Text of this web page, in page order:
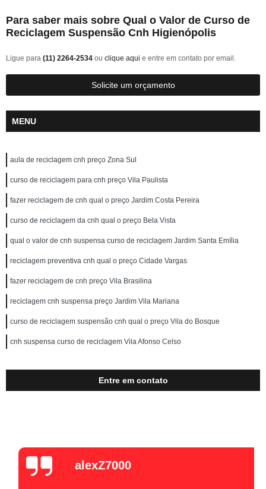
Para saber mais sobre Qual o Valor de Curso de
Reciclagem Suspensão Cnh Higienópolis
Ligue para (11) 2264-2534 ou clique aqui e entre em contato por email.
Solicite um orçamento
MENU
aula de reciclagem cnh preço Zona Sul
curso de reciclagem para cnh preço Vila Paulista
fazer reciclagem de cnh qual o preço Jardim Costa Pereira
curso de reciclagem da cnh qual o preço Bela Vista
qual o valor de cnh suspensa curso de reciclagem Jardim Santa Emília
reciclagem preventiva cnh qual o preço Cidade Vargas
fazer reciclagem de cnh preço Vila Brasilina
reciclagem cnh suspensa preço Jardim Vila Mariana
curso de reciclagem suspensão cnh qual o preço Vila do Bosque
cnh suspensa curso de reciclagem Vila Afonso Celso
Entre em contato
alexZ7000